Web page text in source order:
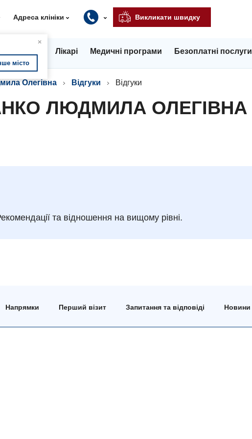
×
місто
Адреса клініки Викликати швидку
Лікарі Медичні програми Безоплатні послуги
Олегівна Відгуки Відгуки
ЛЮДМИЛА ОЛЕГІВНА
та відношення на вищому рівні.
Напрямки Перший візит Запитання та відповіді Новини